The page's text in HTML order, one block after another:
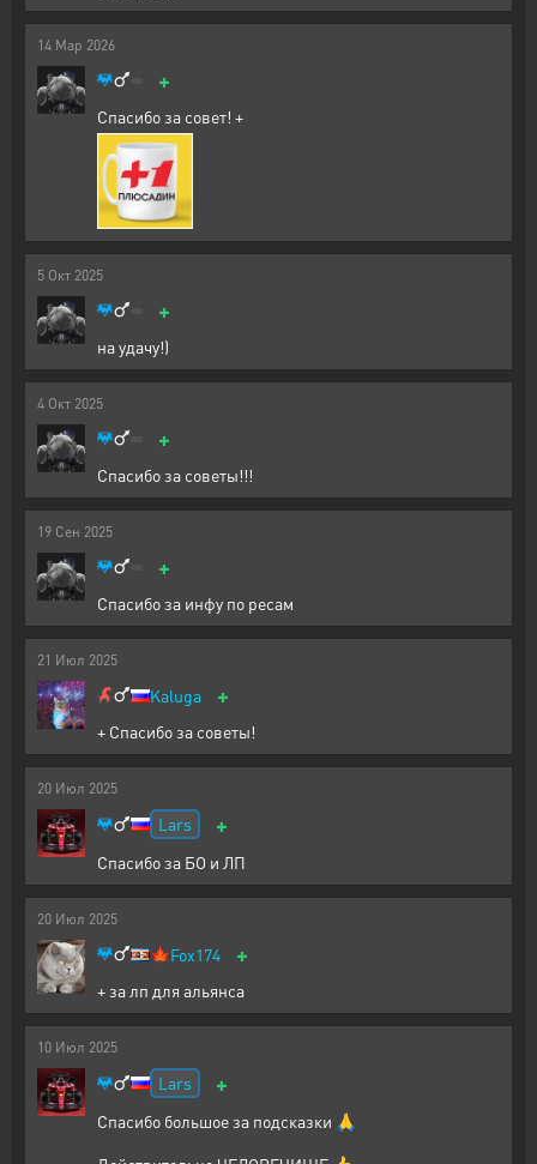
14 Мар 2026
+
Спасибо за совет! +
5 Окт 2025
+
на удачу!)
4 Окт 2025
+
Спасибо за советы!!!
19 Сен 2025
+
Спасибо за инфу по ресам
21 Июл 2025
Kaluga +
+ Спасибо за советы!
20 Июл 2025
Lars +
Спасибо за БО и ЛП
20 Июл 2025
🍁Fox174 +
+ за лп для альянса
10 Июл 2025
Lars +
Спасибо большое за подсказки 🙏